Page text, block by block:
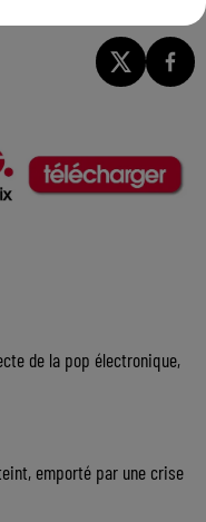
de la pop électronique,
emporté par une crise